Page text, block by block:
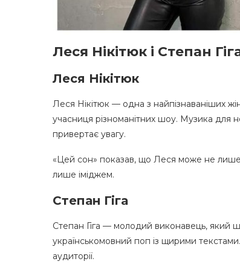
Леся Нікітюк і Степан
Леся Нікітюк
Леся Нікітюк — одна з найпізнаваніших
учасниця різноманітних шоу. Музика для
привертає увагу.
«Цей сон» показав, що Леся може не лише
лише іміджем.
Степан Гіга
Степан Гіга — молодий виконавець, який
українськомовний поп із щирими
аудиторії.